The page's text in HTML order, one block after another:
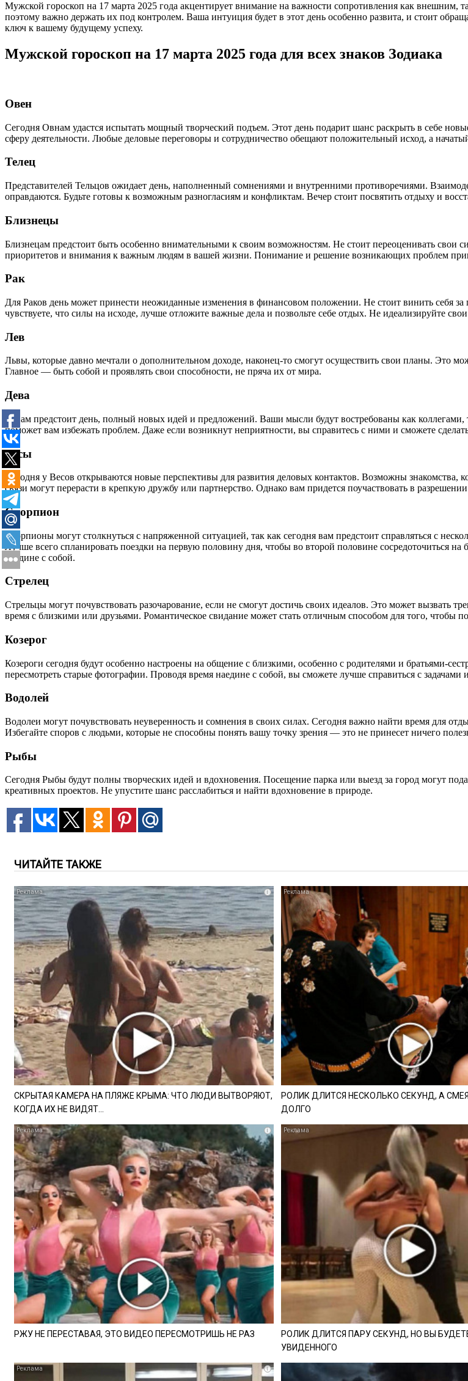
Мужской гороскоп на 17 марта 2025 года акцентирует внимание на важности сопротивления как внешним,
поэтому важно держать их под контролем. Ваша интуиция будет в этот день особенно развита, и стоит
ключ к вашему будущему успеху.
Мужской гороскоп на 17 марта 2025 года для всех знаков Зодиака
Овен
Сегодня Овнам удастся испытать мощный творческий подъем. Этот день подарит шанс раскрыть в себе
сферу деятельности. Любые деловые переговоры и сотрудничество обещают положительный исход, а
Телец
Представителей Тельцов ожидает день, наполненный сомнениями и внутренними противоречиями.
оправдаются. Будьте готовы к возможным разногласиям и конфликтам. Вечер стоит посвятить отдыху и
Близнецы
Близнецам предстоит быть особенно внимательными к своим возможностям. Не стоит переоценивать свои
приоритетов и внимания к важным людям в вашей жизни. Понимание и решение возникающих проблем
Рак
Для Раков день может принести неожиданные изменения в финансовом положении. Не стоит винить себя
чувствуете, что силы на исходе, лучше отложите важные дела и позвольте себе отдых. Не идеализируйте
Лев
Львы, которые давно мечтали о дополнительном доходе, наконец-то смогут осуществить свои планы. Это
Главное — быть собой и проявлять свои способности, не пряча их от мира.
Дева
Девам предстоит день, полный новых идей и предложений. Ваши мысли будут востребованы как
поможет вам избежать проблем. Даже если возникнут неприятности, вы справитесь с ними и сможете
Весы
Сегодня у Весов открываются новые перспективы для развития деловых контактов. Возможны
связи могут перерасти в крепкую дружбу или партнерство. Однако вам придется поучаствовать в
Скорпион
Скорпионы могут столкнуться с напряженной ситуацией, так как сегодня вам предстоит справляться с
Лучше всего спланировать поездки на первую половину дня, чтобы во второй половине сосредоточиться
наедине с собой.
Стрелец
Стрельцы могут почувствовать разочарование, если не смогут достичь своих идеалов. Это может вызвать
время с близкими или друзьями. Романтическое свидание может стать отличным способом для того, чтобы
Козерог
Козероги сегодня будут особенно настроены на общение с близкими, особенно с родителями и братьями-
пересмотреть старые фотографии. Проводя время наедине с собой, вы сможете лучше справиться с
Водолей
Водолеи могут почувствовать неуверенность и сомнения в своих силах. Сегодня важно найти время для
Избегайте споров с людьми, которые не способны понять вашу точку зрения — это не принесет ничего
Рыбы
Сегодня Рыбы будут полны творческих идей и вдохновения. Посещение парка или выезд за город могут
креативных проектов. Не упустите шанс расслабиться и найти вдохновение в природе.
ЧИТАЙТЕ ТАКЖЕ
i
СКРЫТАЯ КАМЕРА НА ПЛЯЖЕ КРЫМА: ЧТО ЛЮДИ ВЫТВОРЯЮТ,
КОГДА ИХ НЕ ВИДЯТ...
РОЛИК ДЛИТСЯ НЕСКОЛЬКО СЕКУНД, А
ДОЛГО
i
РЖУ НЕ ПЕРЕСТАВАЯ, ЭТО ВИДЕО ПЕРЕСМОТРИШЬ НЕ РАЗ
РОЛИК ДЛИТСЯ ПАРУ СЕКУНД, НО ВЫ
УВИДЕННОГО
i